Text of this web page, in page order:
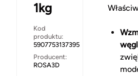
1kg
Kod
produktu:
5907753137395
Producent:
ROSA3D